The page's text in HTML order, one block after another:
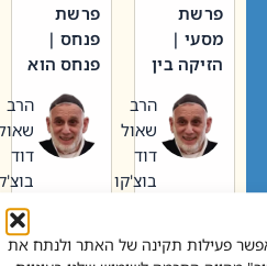
פעילות תקינה של האתר ולנתח את
פרשת
מסעי |
הזיקה בין
הגדול לעם הרב
שאול
דוד
בוצ'קו
לשמוע קול תורה – מדרש
פרשת
פנחס |
פנחס הוא
אליהו: בין
קנאות
הורסת
לקנאות
בונה
הרב
שאול
דוד
בוצ'קו
לשמוע קול